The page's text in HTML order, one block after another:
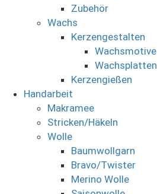
Zubehör
Wachs
Kerzengestalten
Wachsmotive
Wachsplatten
Kerzengießen
Handarbeit
Makramee
Stricken/Häkeln
Wolle
Baumwollgarn
Bravo/Twister
Merino Wolle